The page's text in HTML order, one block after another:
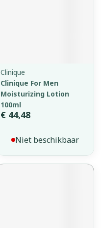
Clinique
Clinique For Men
Moisturizing Lotion
100ml
€ 44,48
Niet beschikbaar